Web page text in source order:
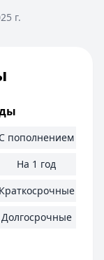
г.
С пополнением
На 1 год
Краткосрочные
Долгосрочные